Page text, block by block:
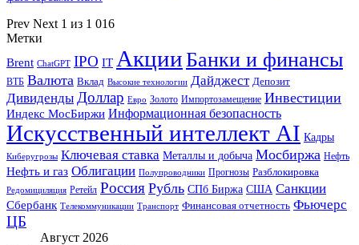
Prev Next 1 из 1 016
Метки
Brent ChatGPT IPO IT АкцииБанки и финансы
ВТБ Валюта Вклад Высокие технологии Дайджест Депозит
Дивиденды Доллар Евро Золото Импортозамещение Инвестиции
Индекс МосБиржи Информационная безопасность
Искусственный интеллект AI Кадры
Киберугрозы Ключевая ставка Металлы и добыча Мосбиржа Нефть
Нефть и газ Облигации Полупроводники Прогнозы Разблокировка
Редомициляция Ретейл Россия Рубль СПб Биржа США Санкции
Сбербанк Телекоммуникации Транспорт Финансовая отчетность Фьючерс
ЦБ
Август 2026